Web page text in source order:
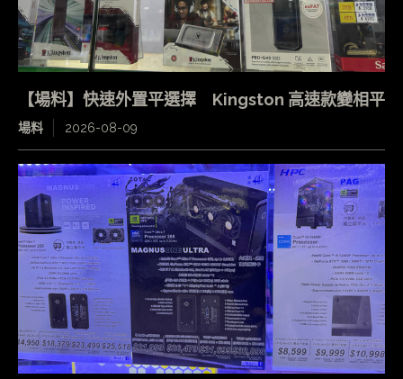
【場料】快速外置平選擇 Kingston 高速款變相平
場料 2026-08-09